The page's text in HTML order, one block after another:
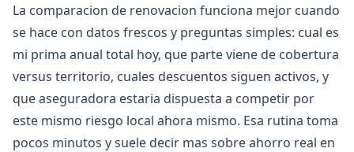
La comparacion de renovacion funciona mejor cuando
se hace con datos frescos y preguntas simples: cual es
mi prima anual total hoy, que parte viene de cobertura
versus territorio, cuales descuentos siguen activos, y
que aseguradora estaria dispuesta a competir por
este mismo riesgo local ahora mismo. Esa rutina toma
pocos minutos y suele decir mas sobre ahorro real en